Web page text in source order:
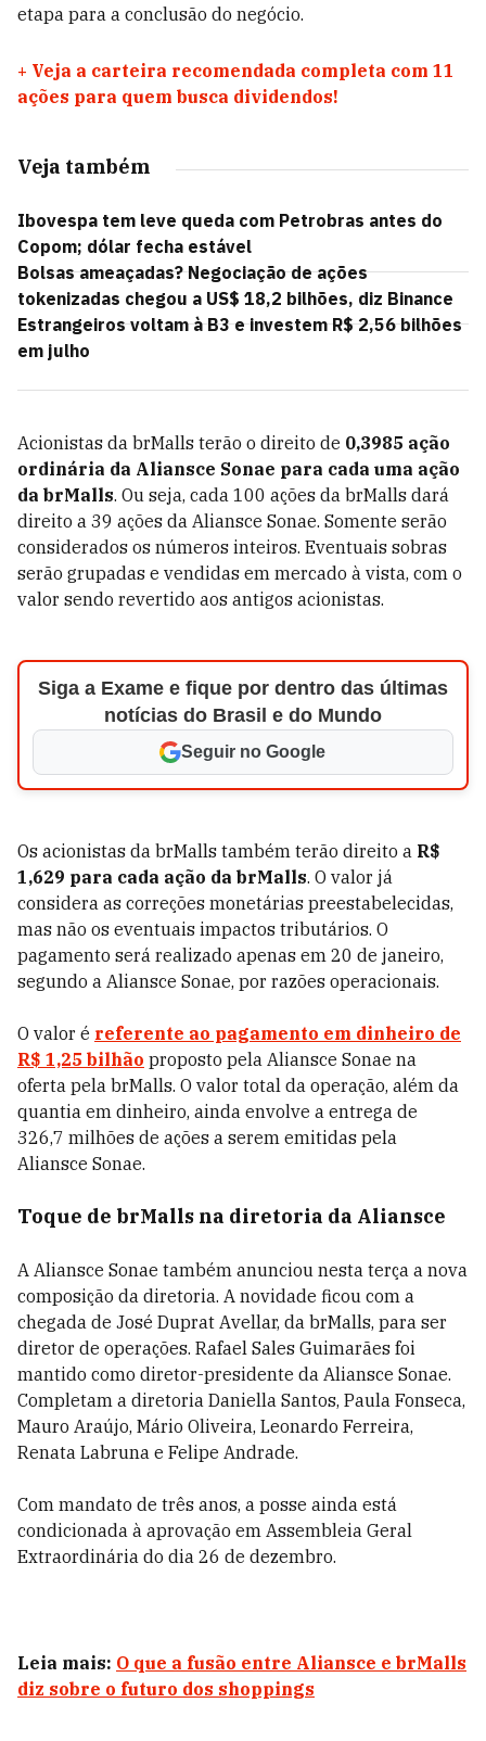
etapa para a conclusão do negócio.
+ Veja a carteira recomendada completa com 11
ações para quem busca dividendos!
Veja também
Ibovespa tem leve queda com Petrobras antes do
Copom; dólar fecha estável
Bolsas ameaçadas? Negociação de ações
tokenizadas chegou a US$ 18,2 bilhões, diz Binance
Estrangeiros voltam à B3 e investem R$ 2,56 bilhões
em julho
Acionistas da brMalls terão o direito de 0,3985 ação
ordinária da Aliansce Sonae para cada uma ação
da brMalls. Ou seja, cada 100 ações da brMalls dará
direito a 39 ações da Aliansce Sonae. Somente serão
considerados os números inteiros. Eventuais sobras
serão grupadas e vendidas em mercado à vista, com o
valor sendo revertido aos antigos acionistas.
Siga a Exame e fique por dentro das últimas
notícias do Brasil e do Mundo
Seguir no Google
Os acionistas da brMalls também terão direito a R$
1,629 para cada ação da brMalls. O valor já
considera as correções monetárias preestabelecidas,
mas não os eventuais impactos tributários. O
pagamento será realizado apenas em 20 de janeiro,
segundo a Aliansce Sonae, por razões operacionais.
O valor é referente ao pagamento em dinheiro de
R$ 1,25 bilhão proposto pela Aliansce Sonae na
oferta pela brMalls. O valor total da operação, além da
quantia em dinheiro, ainda envolve a entrega de
326,7 milhões de ações a serem emitidas pela
Aliansce Sonae.
Toque de brMalls na diretoria da Aliansce
A Aliansce Sonae também anunciou nesta terça a nova
composição da diretoria. A novidade ficou com a
chegada de José Duprat Avellar, da brMalls, para ser
diretor de operações. Rafael Sales Guimarães foi
mantido como diretor-presidente da Aliansce Sonae.
Completam a diretoria Daniella Santos, Paula Fonseca,
Mauro Araújo, Mário Oliveira, Leonardo Ferreira,
Renata Labruna e Felipe Andrade.
Com mandato de três anos, a posse ainda está
condicionada à aprovação em Assembleia Geral
Extraordinária do dia 26 de dezembro.
Leia mais: O que a fusão entre Aliansce e brMalls
diz sobre o futuro dos shoppings